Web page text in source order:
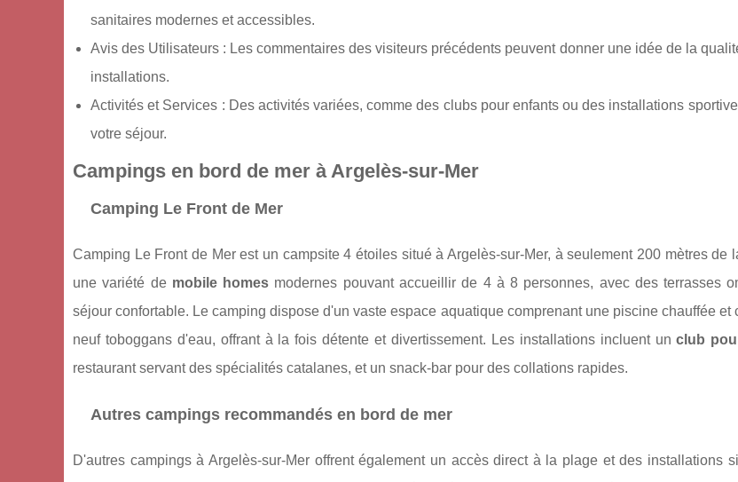
sanitaires modernes et accessibles.
Avis des Utilisateurs : Les commentaires des visiteurs précédents peuvent donner une idée de la
installations.
Activités et Services : Des activités variées, comme des clubs pour enfants ou des installations
votre séjour.
Campings en bord de mer à Argelès-sur-Mer
Camping Le Front de Mer
Camping Le Front de Mer est un campsite 4 étoiles situé à Argelès-sur-Mer, à seulement 200 mètres de
une variété de mobile homes modernes pouvant accueillir de 4 à 8 personnes, avec des terrasses
séjour confortable. Le camping dispose d'un vaste espace aquatique comprenant une piscine chauffée et
neuf toboggans d'eau, offrant à la fois détente et divertissement. Les installations incluent unclub
restaurant servant des spécialités catalanes, et un snack-bar pour des collations rapides.
Autres campings recommandés en bord de mer
D'autres campings à Argelès-sur-Mer offrent également un accès direct à la plage et des installations